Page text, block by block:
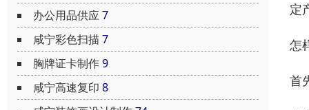
办公用品供应7
咸宁彩色扫描 7
胸牌证卡制作9
咸宁高速复印 8
定
怎
首